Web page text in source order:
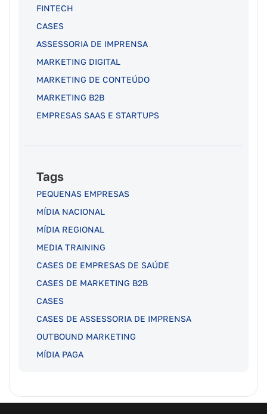
FINTECH
CASES
ASSESSORIA DE IMPRENSA
MARKETING DIGITAL
MARKETING DE CONTEÚDO
MARKETING B2B
EMPRESAS SAAS E STARTUPS
Tags
PEQUENAS EMPRESAS
MÍDIA NACIONAL
MÍDIA REGIONAL
MEDIA TRAINING
CASES DE EMPRESAS DE SAÚDE
CASES DE MARKETING B2B
CASES
CASES DE ASSESSORIA DE IMPRENSA
OUTBOUND MARKETING
MÍDIA PAGA